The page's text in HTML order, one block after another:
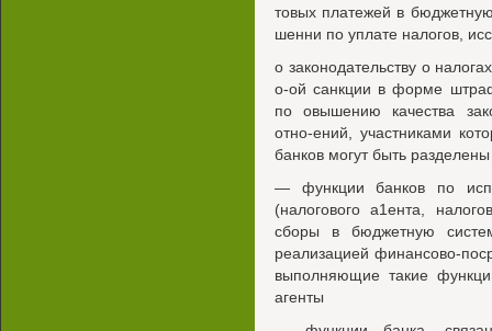
товых платежей в
шенни по уплате налогов,
о законодательству о
о-ой санкции в форме
по овышению качества
отно-ений, участниками
банков могут быть
— функции банков по
(налогового а1ента,
сборы в бюджетную
реализацией финансово-
выполняющие такие
агенты